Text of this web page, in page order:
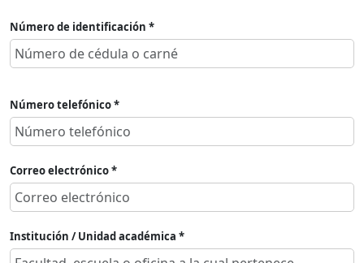
Número de identificación *
Número telefónico *
Correo electrónico *
Institución / Unidad académica *